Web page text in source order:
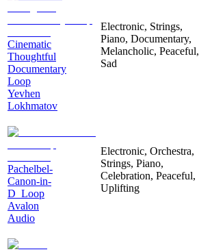
Cinematic
Thoughtful
Documentary
Loop
Yevhen
Lokhmatov
Electronic, Strings,
Piano, Documentary,
Melancholic, Peaceful,
Sad
Pachelbel-
Canon-in-
D_Loop
Avalon
Audio
Electronic, Orchestra,
Strings, Piano,
Celebration, Peaceful,
Uplifting